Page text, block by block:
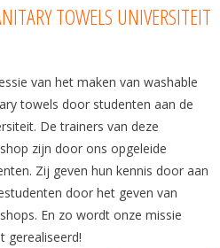
TOWELS UNIVERSITEIT
van het maken van washable
towels door studenten aan de
De trainers van deze
zijn door ons opgeleide
Zij geven hun kennis door aan
door het geven van
En zo wordt onze missie
gerealiseerd!